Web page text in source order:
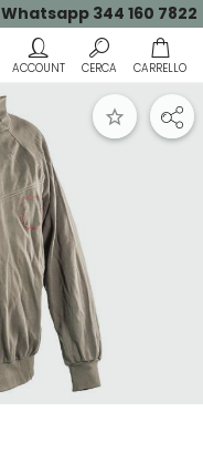
Whatsapp 344 160 7822